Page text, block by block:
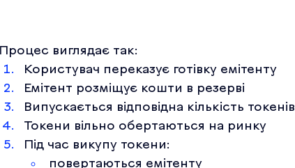
Процес виглядає так:
Користувач переказує готівку емітенту
Емітент розміщує кошти в резерві
Випускається відповідна кількість токенів
Токени вільно обертаються на ринку
Під час викупу токени:
повертаються емітенту